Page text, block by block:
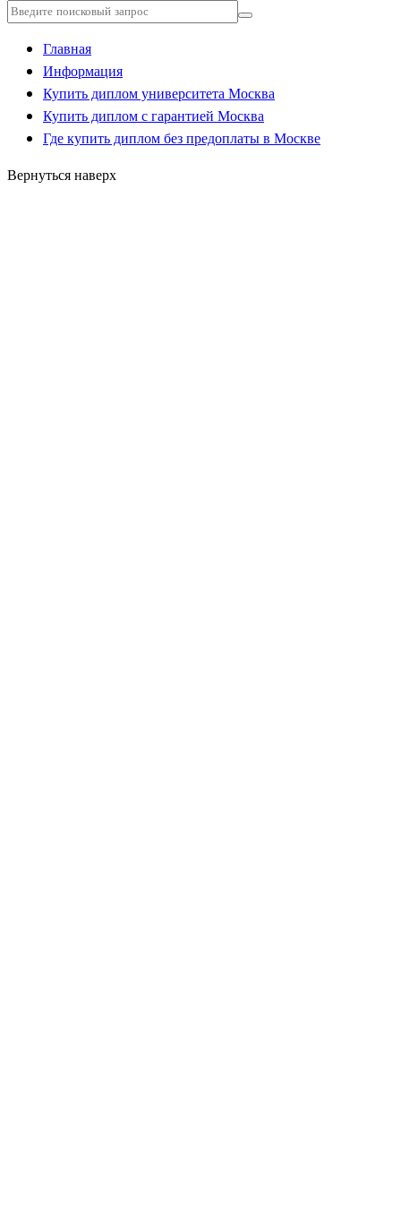
Главная
Информация
Купить диплом университета Москва
Купить диплом с гарантией Москва
Где купить диплом без предоплаты в Москве
Вернуться наверх